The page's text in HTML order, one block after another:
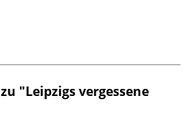
zu "Leipzigs vergessene